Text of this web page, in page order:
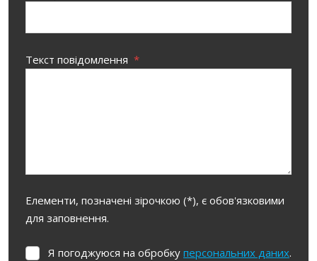
Текст повідомлення *
Елементи, позначені зірочкою (*), є обов'язковими
для заповнення.
Я
Я погоджуюся на обробку персональних даних.